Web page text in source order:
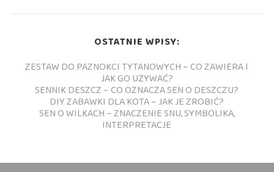
OSTATNIE WPISY:
ZESTAW DO PAZNOKCI TYTANOWYCH – CO ZAWIERA I
JAK GO UŻYWAĆ?
SENNIK DESZCZ – CO OZNACZA SEN O DESZCZU?
DIY ZABAWKI DLA KOTA – JAK JE ZROBIĆ?
SEN O WILKACH – ZNACZENIE SNU, SYMBOLIKA,
INTERPRETACJE